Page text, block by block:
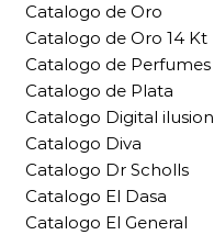
Catalogo de Oro
Catalogo de Oro 14 Kt
Catalogo de Perfumes
Catalogo de Plata
Catalogo Digital ilusion
Catalogo Diva
Catalogo Dr Scholls
Catalogo El Dasa
Catalogo El General